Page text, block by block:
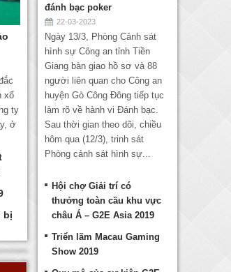
xổ
ty
ở
bị
đánh bạc poker
22-03-2023
Ngày 13/3, Phòng Cảnh sát
hình sự Công an tỉnh Tiền
Giang bàn giao hồ sơ và 88
người liên quan cho Công an
huyện Gò Công Đông tiếp tục
làm rõ về hành vi Đánh bạc.
Sau thời gian theo dõi, chiều
hôm qua (12/3), trinh sát
Phòng cảnh sát hình sự...
Hội chợ Giải trí có
thưởng toàn cầu khu vực
châu Á – G2E Asia 2019
Triển lãm Macau Gaming
Show 2019